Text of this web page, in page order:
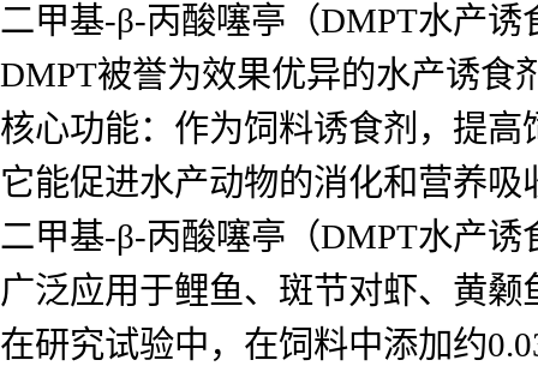
二甲基-β-丙酸噻亭（DMPT水产
DMPT被誉为效果优异的水产诱食
核心功能：作为饲料诱食剂，提
它能促进水产动物的消化和营养
二甲基-β-丙酸噻亭（DMPT水产诱
广泛应用于鲤鱼、斑节对虾、黄
在研究试验中，在饲料中添加约